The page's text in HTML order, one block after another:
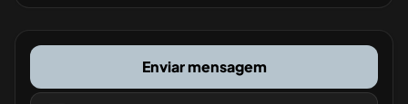
Enviar mensagem